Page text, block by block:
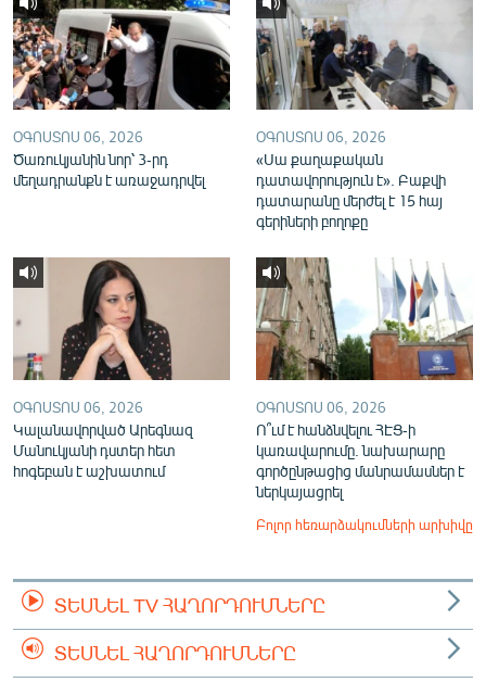
ՕԳՈՍՏՈՍ 06, 2026
Ծառուկյանին նոր՝ 3-րդ
մեղադրանքն է առաջադրվել
ՕԳՈՍՏՈՍ 06, 2026
«Սա քաղաքական
դատավորություն է». Բաքվի
դատարանը մերժել է 15 հայ
գերիների բողոքը
ՕԳՈՍՏՈՍ 06, 2026
Կալանավորված Արեգնազ
Մանուկյանի դստեր հետ
հոգեբան է աշխատում
ՕԳՈՍՏՈՍ 06, 2026
Ո՞ւմ է հանձնվելու ՀԷՑ-ի
կառավարումը. նախարարը
գործընթացից մանրամասներ է
ներկայացրել
Բոլոր հեռարձակումների արխիվը
ՏԵՍՆԵԼ TV ՀԱՂՈՐԴՈՒՄՆԵՐԸ
ՏԵՍՆԵԼ ՀԱՂՈՐԴՈՒՄՆԵՐԸ